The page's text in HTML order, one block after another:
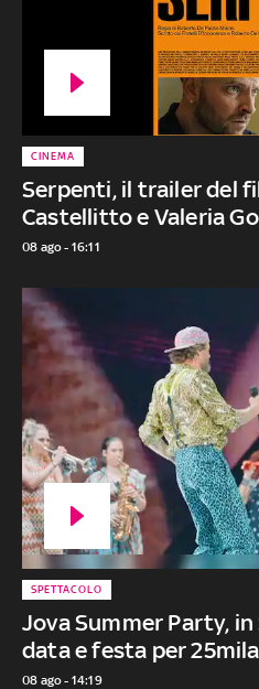
Serpenti, il trailer del
Castellitto e Valeria
CINEMA
08 ago - 16:11
Jova Summer Party,
data e festa per
SPETTACOLO
08 ago - 14:19